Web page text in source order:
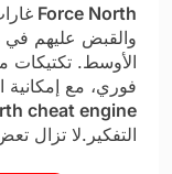
Force North
والقبض عليهم في
الأوسط.
فوري، مع إمكانية
cheat engine
التفكير.لا تزال